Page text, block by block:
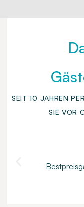
SEIT 10 JAHREN
SIE VOR